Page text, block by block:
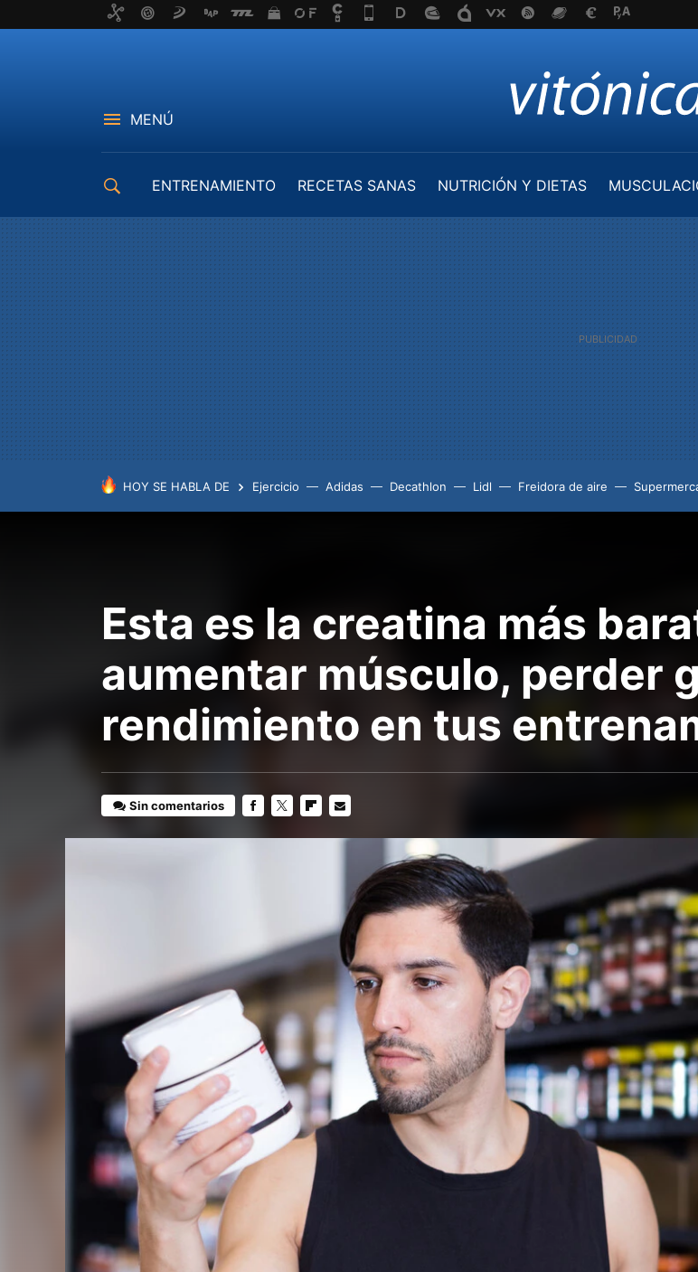
MENÚ
ENTRENAMIENTO RECETAS SANAS NUTRICIÓN Y DIETAS
HOY SE HABLA DE Ejercicio Adidas Decathlon Lidl Freidora de aire
Esta es la creatina más
aumentar músculo, perder
rendimiento en tus
Sin comentarios